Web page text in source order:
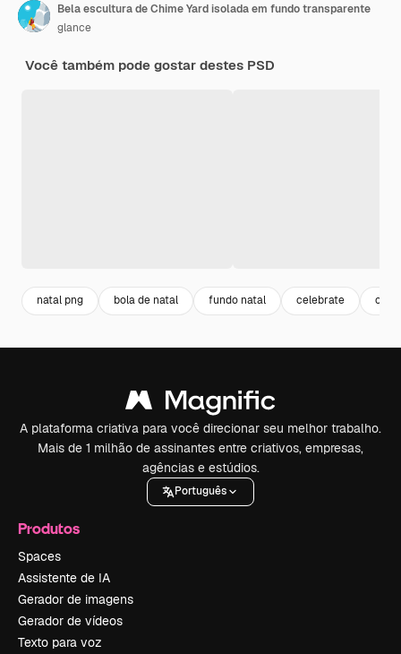
Bela escultura de Chime Yard isolada em fundo transparente
glance
Você também pode gostar destes PSD
natal png bola de natal fundo natal celebrate
A plataforma criativa para você direcionar seu melhor trabalho.
Mais de 1 milhão de assinantes entre criativos, empresas,
agências e estúdios.
Português
Produtos
Spaces
Assistente de IA
Gerador de imagens
Gerador de vídeos
Texto para voz